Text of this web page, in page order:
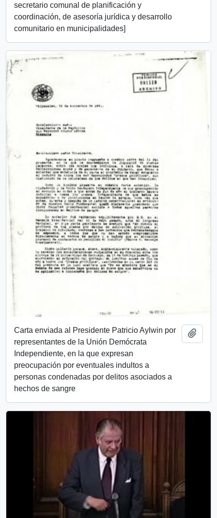
secretario comunal de planificación y
coordinación, de asesoría jurídica y desarrollo
comunitario en municipalidades]
Carta enviada al Presidente Patricio Aylwin por
representantes de la Unión Demócrata
Independiente, en la que expresan
preocupación por eventuales indultos a
personas condenadas por delitos asociados a
hechos de sangre